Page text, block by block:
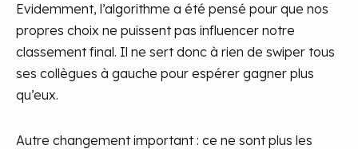
Evidemment, l’algorithme a été pensé pour que nos
propres choix ne puissent pas influencer notre
classement final. Il ne sert donc à rien de swiper tous
ses collègues à gauche pour espérer gagner plus
qu’eux.
Autre changement important : ce ne sont plus les